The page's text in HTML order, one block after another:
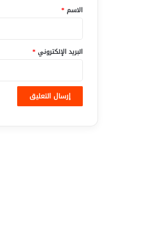
*
الاسم *
البريد الإلكتروني *